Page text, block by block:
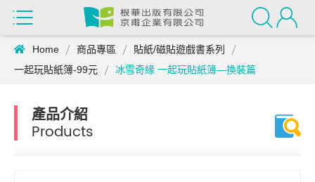
Home 商品專區
貼紙/磁貼遊戲書系列
一起玩貼紙簿-99元
冰雪奇緣 一起玩貼紙簿—換裝篇
產品介紹
Products